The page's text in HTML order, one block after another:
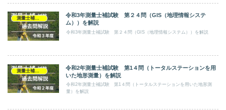
測量士補試験
令和3年測量士補試験 第２４問（GIS（地理情報システ
ム））を解説
令和3年測量士補試験 第２４問（GIS（地理情報システム））を解説
令和2年測量士補試験 第1４問（トータルステーションを用
いた地形測量）を解説
令和2年測量士補試験 第1４問（トータルステーションを用いた地形測
量）を解説